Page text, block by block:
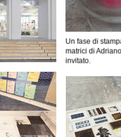
Un fase di
matrici di
invitato.